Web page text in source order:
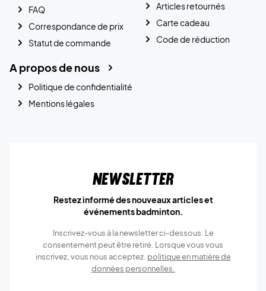
FAQ
Correspondance de prix
Statut de commande
Articles retournés
Carte cadeau
Code de réduction
A propos de nous
Politique de confidentialité
Mentions légales
Newsletter
Restez informé des nouveaux articles et
événements badminton.
Inscrivez-vous à la newsletter ci-dessous. Le
consentement peut être retiré. Lorsque vous vous
inscrivez, vous nous acceptez. politique en matière de
données personnelles.